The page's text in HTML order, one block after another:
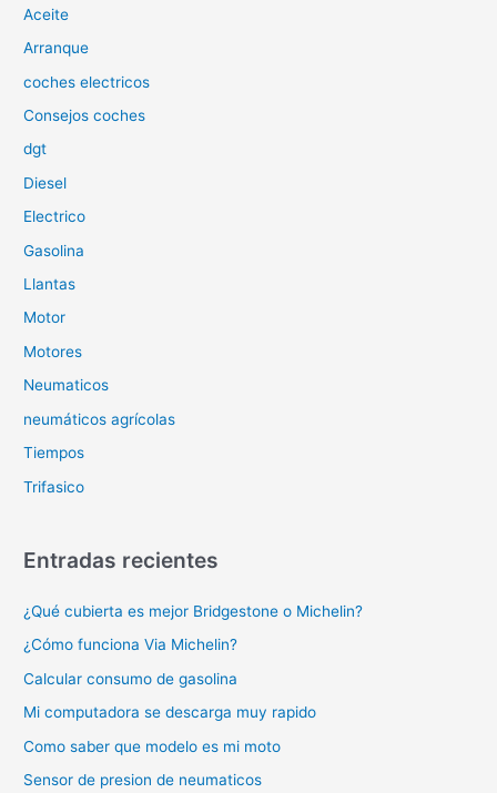
r
p
o
Aceite
Arranque
coches electricos
Consejos coches
dgt
Diesel
Electrico
Gasolina
Llantas
Motor
Motores
Neumaticos
neumáticos agrícolas
Tiempos
Trifasico
Entradas recientes
¿Qué cubierta es mejor Bridgestone o Michelin?
¿Cómo funciona Via Michelin?
Calcular consumo de gasolina
Mi computadora se descarga muy rapido
Como saber que modelo es mi moto
Sensor de presion de neumaticos